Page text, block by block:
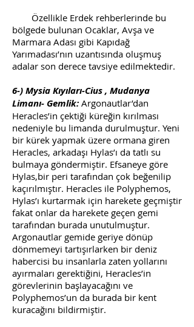
Özellikle Erdek rehberlerinde bu
bölgede bulunan Ocaklar, Avşa ve
Marmara Adası gibi Kapıdağ
Yarımadası’nın uzantısında oluşmuş
adalar son derece tavsiye edilmektedir.
6-) Mysia Kıyıları-Cius , Mudanya
Limanı- Gemlik: Argonautlar’dan
Heracles’in çektiği küreğin kırılması
nedeniyle bu limanda durulmuştur. Yeni
bir kürek yapmak üzere ormana giren
Heracles, arkadaşı Hylas’ı da tatlı su
bulmaya göndermiştir. Efsaneye göre
Hylas,bir peri tarafından çok beğenilip
kaçırılmıştır. Heracles ile Polyphemos,
Hylas’ı kurtarmak için harekete geçmiştir
fakat onlar da harekete geçen gemi
tarafından burada unutulmuştur.
Argonautlar gemide geriye dönüp
dönmemeyi tartışırlarken bir deniz
habercisi bu insanlarla zaten yollarını
ayırmaları gerektiğini, Heracles’in
görevlerinin başlayacağını ve
Polyphemos’un da burada bir kent
kuracağını bildirmiştir.